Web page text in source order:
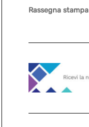
Rassegna stampa